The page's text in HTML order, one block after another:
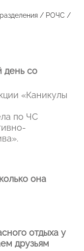
/ РОЧС /
день со
«Каникулы
по ЧС
она
отдыха у
друзьям